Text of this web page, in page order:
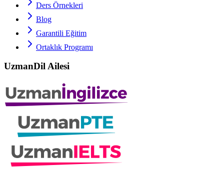
Ders Örnekleri
Blog
Garantili Eğitim
Ortaklık Programı
UzmanDil Ailesi